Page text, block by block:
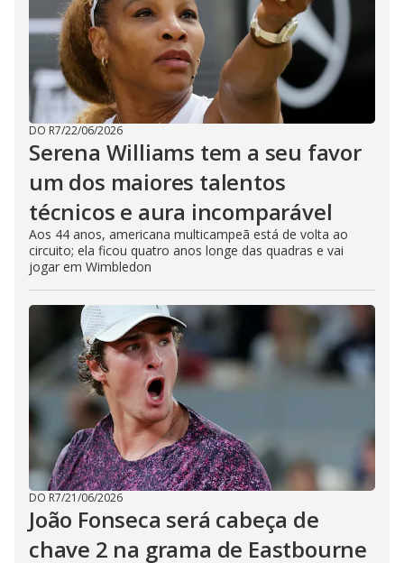
DO R7/22/06/2026
Serena Williams tem a seu favor
um dos maiores talentos
técnicos e aura incomparável
Aos 44 anos, americana multicampeã está de volta ao
circuito; ela ficou quatro anos longe das quadras e vai
jogar em Wimbledon
DO R7/21/06/2026
João Fonseca será cabeça de
chave 2 na grama de Eastbourne